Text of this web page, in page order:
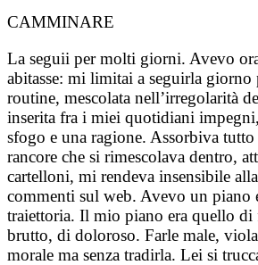
CAMMINARE
La seguii per molti giorni. Avevo
abitasse: mi limitai a seguirla giorno
routine, mescolata nell’irregolarità
inserita fra i miei quotidiani
sfogo e una ragione. Assorbiva
rancore che si rimescolava dentro,
cartelloni, mi rendeva insensibile
commenti sul web. Avevo un piano
traiettoria. Il mio piano era quello di
brutto, di doloroso. Farle male,
morale ma senza tradirla. Lei si